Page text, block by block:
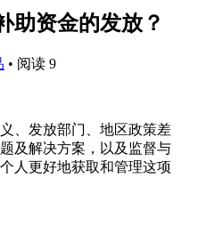
助资金的发放？
• 阅读 9
、发放部门、地区政策差
及解决方案，以及监督与
人更好地获取和管理这项